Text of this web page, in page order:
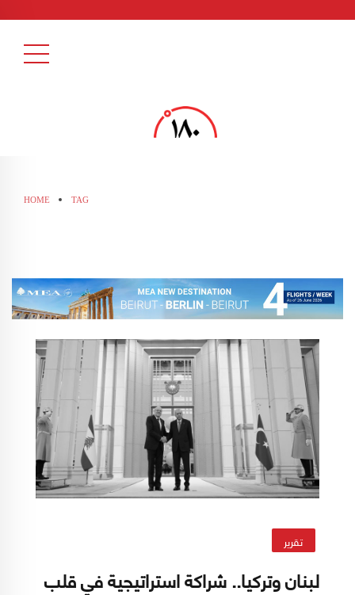
HOME TAG
تقرير
لبنان وتركيا.. شراكة استراتيجية في قلب